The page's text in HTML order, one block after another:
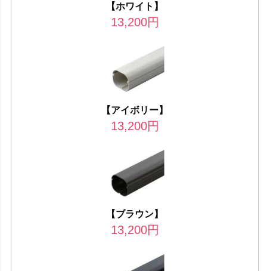
【ホワイト】
13,200円
【アイボリー】
13,200円
【ブラウン】
13,200円